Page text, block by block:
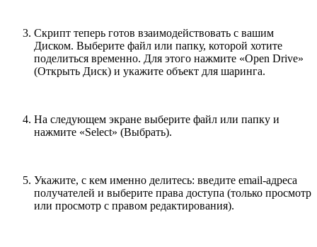
Скрипт теперь готов взаимодействовать с вашим
Диском. Выберите файл или папку, которой хотите
поделиться временно. Для этого нажмите «Open Drive»
(Открыть Диск) и укажите объект для шаринга.
На следующем экране выберите файл или папку и
нажмите «Select» (Выбрать).
Укажите, с кем именно делитесь: введите email-адреса
получателей и выберите права доступа (только просмотр
или просмотр с правом редактирования).